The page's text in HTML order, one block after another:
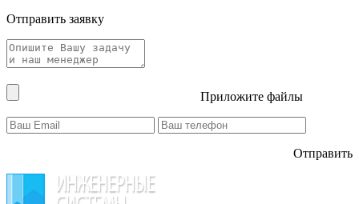
Отправить заявку
Приложите файлы
Отправить